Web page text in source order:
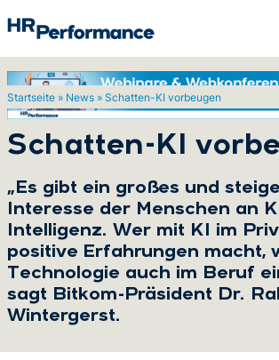
Startseite » News » Schatten-KI vorbeugen
Schatten-KI
„Es gibt ein großes und
Interesse der Menschen an
Intelligenz. Wer mit KI im
positive Erfahrungen macht,
Technologie auch im Beruf
sagt Bitkom-Präsident Dr.
Wintergerst.